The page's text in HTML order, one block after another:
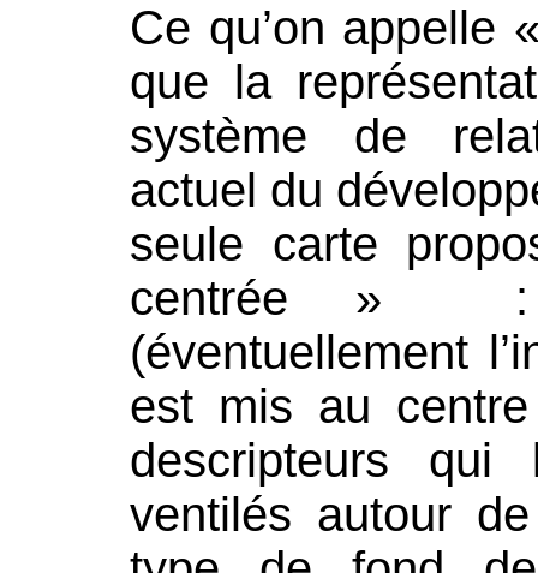
Ce qu’on appelle
que la
système de
actuel du
seule carte
centrée » :
(éventuellement
est mis au
descripteurs
ventilés autour